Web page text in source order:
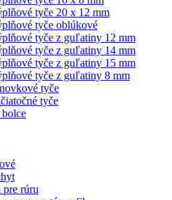
tyče 20 x 12 mm
tyče oblúkové
tyče z guľatiny 12 mm
tyče z guľatiny 14 mm
tyče z guľatiny 15 mm
tyče z guľatiny 8 mm
tyče
tyče
rúru